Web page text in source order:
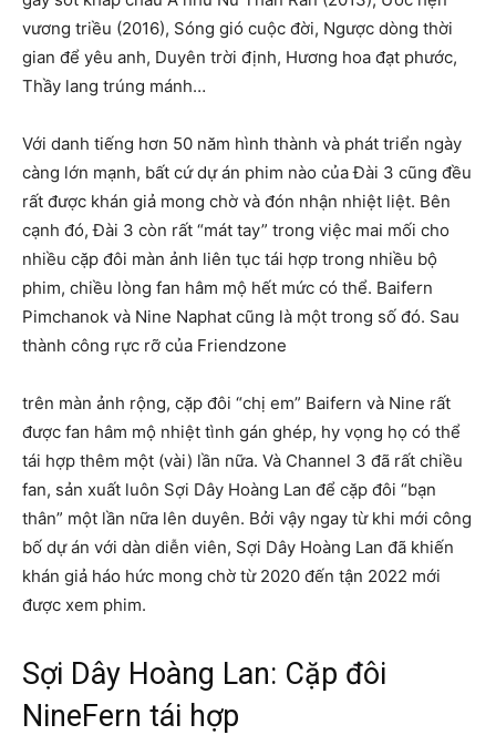
vương triều (2016), Sóng gió cuộc đời, Ngược dòng thời
gian để yêu anh, Duyên trời định, Hương hoa đạt phước,
Thầy lang trúng mánh…
Với danh tiếng hơn 50 năm hình thành và phát triển ngày
càng lớn mạnh, bất cứ dự án phim nào của Đài 3 cũng đều
rất được khán giả mong chờ và đón nhận nhiệt liệt. Bên
cạnh đó, Đài 3 còn rất “mát tay” trong việc mai mối cho
nhiều cặp đôi màn ảnh liên tục tái hợp trong nhiều bộ
phim, chiều lòng fan hâm mộ hết mức có thể. Baifern
Pimchanok và Nine Naphat cũng là một trong số đó. Sau
thành công rực rỡ của Friendzone
trên màn ảnh rộng, cặp đôi “chị em” Baifern và Nine rất
được fan hâm mộ nhiệt tình gán ghép, hy vọng họ có thể
tái hợp thêm một (vài) lần nữa. Và Channel 3 đã rất chiều
fan, sản xuất luôn Sợi Dây Hoàng Lan để cặp đôi “bạn
thân” một lần nữa lên duyên. Bởi vậy ngay từ khi mới công
bố dự án với dàn diễn viên, Sợi Dây Hoàng Lan đã khiến
khán giả háo hức mong chờ từ 2020 đến tận 2022 mới
được xem phim.
Sợi Dây Hoàng Lan: Cặp đôi
NineFern tái hợp